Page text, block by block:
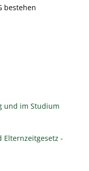
bestehen
und im Studium
Elternzeitgesetz -